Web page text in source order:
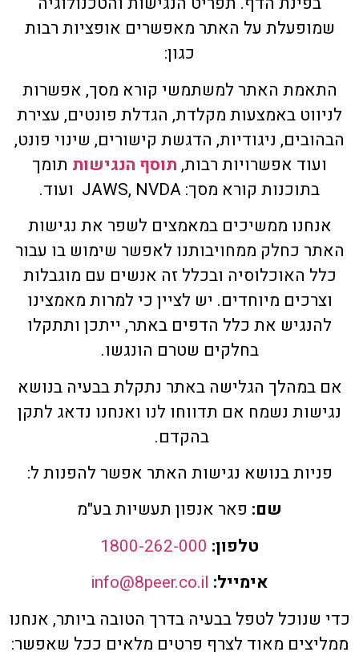
שמופעלת על האתר מאפשרים אופציות רבות
כגון:
התאמת האתר למשתמשי קורא מסך, אפשרות
לניווט באמצעות מקלדת, הגדלת פונטים, עצירת
הבהובים, ניגודיות, הדגשת קישורים, שינוי פונט,
ועוד אפשרויות רבות,תוסף הנגישות תומך
בתוכנות קורא מסך: JAWS, NVDA ועוד.
אנחנו ממשיכים במאמצים לשפר את נגישות
האתר כחלק ממחויבותנו לאפשר שימוש בו עבור
כלל האוכלוסיה ובכלל זה אנשים עם מוגבלות
וצרכים מיוחדים. יש לציין כי למרות מאמצינו
להנגיש את כלל הדפים באתר, ייתכן ותתקלו
בחלקים שטרם הונגשו.
אם במהלך הגלישה באתר נתקלת בבעיה בנושא
נגישות נשמח אם תדווחו לנו ואנחנו נדאג לתקן
בהקדם.
פניות בנושא נגישות האתר אפשר להפנות ל:
שם: פאר אנפון תעשיות בע"מ
טלפון: 1800-262-000
אימייל: info@8peer.co.il
כדי שנוכל לטפל בבעיה בדרך הטובה ביותר, אנחנו
ממליצים מאוד לצרף פרטים מלאים ככל שאפשר: